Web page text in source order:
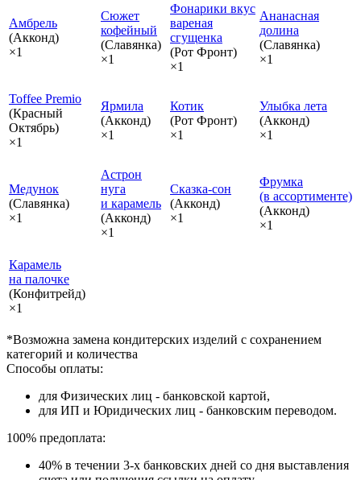
Амбрель
(Акконд)
×1
Сюжет
кофейный
(Славянка)
×1
Фонарики вкус
вареная
сгущенка
(Рот Фронт)
×1
Ананасная
долина
(Славянка)
×1
Toffee Premio
(Красный
Октябрь)
×1
Ярмила
(Акконд)
×1
Котик
(Рот Фронт)
×1
Улыбка лета
(Акконд)
×1
Медунок
(Славянка)
×1
Астрон
нуга
и карамель
(Акконд)
×1
Сказка‑сон
(Акконд)
×1
Фрумка
(в ассортименте)
(Акконд)
×1
Карамель
на палочке
(Конфитрейд)
×1
*Возможна замена кондитерских изделий с сохранением
категорий и количества
Способы оплаты:
для Физических лиц - банковской картой,
для ИП и Юридических лиц - банковским переводом.
100% предоплата:
40% в течении 3-х банковских дней со дня выставления